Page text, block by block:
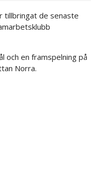
tillbringat de senaste
och en framspelning på
Norra.